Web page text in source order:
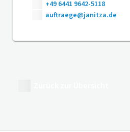
+49 6441 9642-5118
auftraege@janitza.de